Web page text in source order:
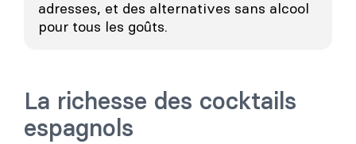
adresses, et des alternatives sans alcool
pour tous les goûts.
La richesse des cocktails
espagnols